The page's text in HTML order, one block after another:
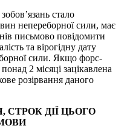
стало
непереборної сили, має
письмово повідомити
та вірогідну дату
сили. Якщо форс-
2 місяці зацікавлена
розірвання даного
ДІЇ ЦЬОГО